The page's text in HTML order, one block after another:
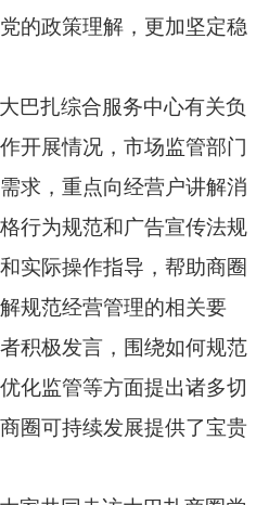
的政策理解 ，更加坚定稳
巴扎综合服务中心有关负
开展情况，市场监管部门
求 ， 重点向经营户讲解消
行为规范和广告宣传法规
实际操作指导，帮助商圈
规范经营管理的相关要
积极发言，围绕如何规范
化监管等方面提出诸多切
圈可持续发展提供了宝贵